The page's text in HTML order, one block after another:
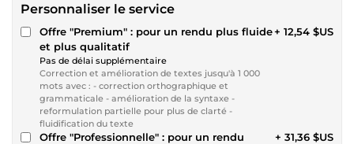
Personnaliser le service
Offre "Premium" : pour un rendu plus fluide
et plus qualitatif
Pas de délai supplémentaire
Correction et amélioration de textes jusqu'à 1 000
mots avec : - correction orthographique et
grammaticale - amélioration de la syntaxe -
reformulation partielle pour plus de clarté -
fluidification du texte
+ 12,54 $US
Offre "Professionnelle" : pour un rendu
+ 31,36 $US